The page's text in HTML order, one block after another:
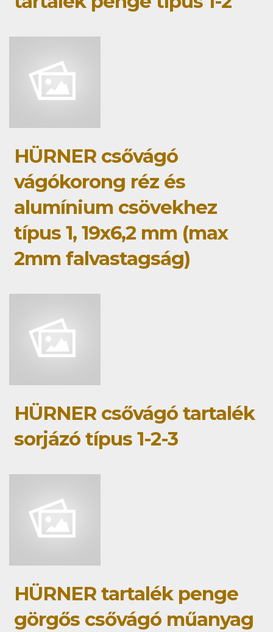
HÜRNER csővágó
vágókorong réz és
alumínium csövekhez
típus 1, 19x6,2 mm (max
2mm falvastagság)
HÜRNER csővágó tartalék
sorjázó típus 1-2-3
HÜRNER tartalék penge
görgős csővágó műanyag